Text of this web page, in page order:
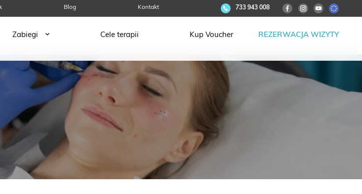
Blog Kontakt 733 943 008
Zabiegi Cele terapii Kup Voucher REZERWACJA WIZYTY